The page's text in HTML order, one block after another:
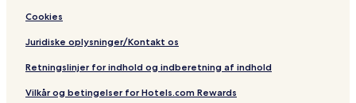
Cookies
Juridiske oplysninger/Kontakt os
Retningslinjer for indhold og indberetning af indhold
Vilkår og betingelser for Hotels.com Rewards